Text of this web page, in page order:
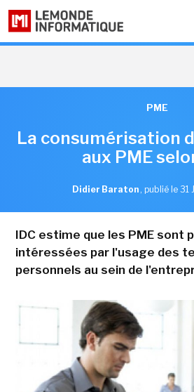
PME
La consumérisation
aux PME
Didier Baraton , publié le 31
IDC estime que les PME sont
intéressées par l'usage des
personnels au sein de